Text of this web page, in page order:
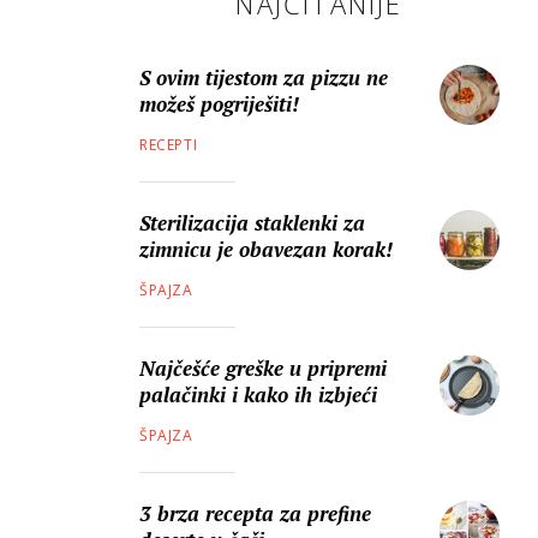
S ovim tijestom za pizzu ne
možeš pogriješiti!
RECEPTI
Sterilizacija staklenki za
zimnicu je obavezan korak!
ŠPAJZA
Najčešće greške u pripremi
palačinki i kako ih izbjeći
ŠPAJZA
3 brza recepta za prefine